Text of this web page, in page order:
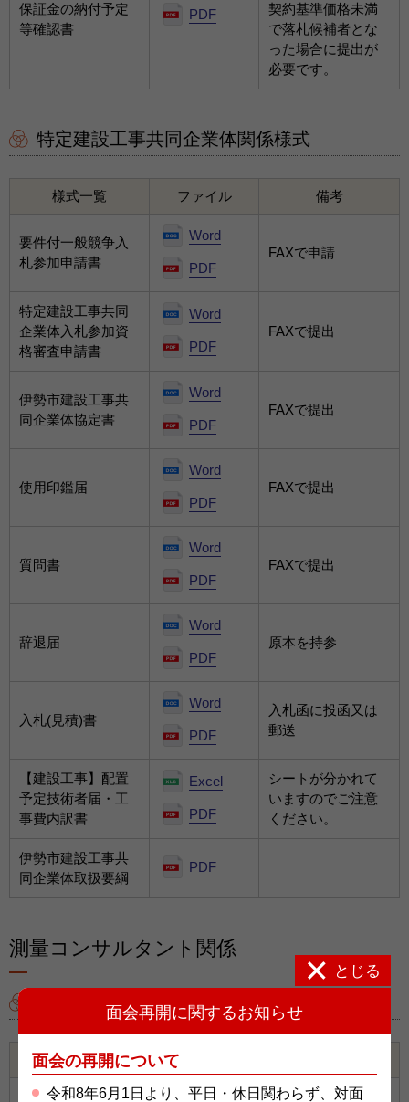
面会再開に関するお知らせ
とじる
面会の再開について
令和8年6月1日より、平日・休日関わらず、対面
保証金の納付予定
等確認書
PDF
契約基準価格未満
で落札候補者とな
った場合に提出が
必要です。
特定建設工事共同企業体関係様式
様式一覧 ファイル 備考
要件付一般競争入
札参加申請書
Word
PDF
FAXで申請
特定建設工事共同
企業体入札参加資
格審査申請書
Word
PDF
FAXで提出
伊勢市建設工事共
同企業体協定書
Word
PDF
FAXで提出
使用印鑑届
Word
PDF
FAXで提出
質問書
Word
PDF
FAXで提出
辞退届
Word
PDF
原本を持参
入札(見積)書
Word
PDF
入札函に投函又は
郵送
【建設工事】配置
予定技術者届・工
事費内訳書
Excel
PDF
シートが分かれて
いますのでご注意
ください。
伊勢市建設工事共
同企業体取扱要綱
PDF
測量コンサルタント関係
入札関係様式
様式一覧 ファイル
Word